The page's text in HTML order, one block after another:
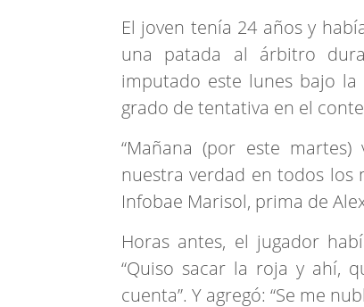
El joven tenía 24 años y
una patada al árbitro
imputado este lunes bajo
grado de tentativa en el
“Mañana (por este
nuestra verdad en todos los
Infobae Marisol, prima de
Horas antes, el jugador
“Quiso sacar la roja y ahí,
cuenta”. Y agregó: “Se me